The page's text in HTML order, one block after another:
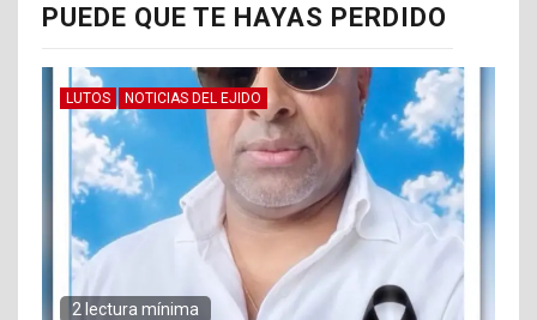
PUEDE QUE TE HAYAS PERDIDO
LUTOS NOTICIAS DEL EJIDO
2 lectura mínima